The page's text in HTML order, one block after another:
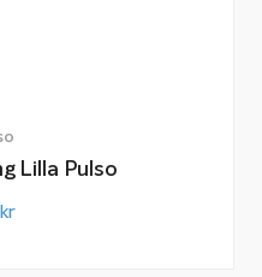
Lilla Pulso
kr